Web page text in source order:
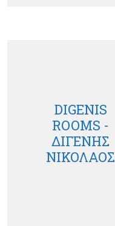
DIGENIS
ROOMS -
ΔΙΓΕΝΗΣ
ΝΙΚΟΛΑΟΣ